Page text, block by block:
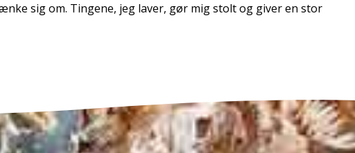
sig om. Tingene, jeg laver, gør mig stolt og giver en stor